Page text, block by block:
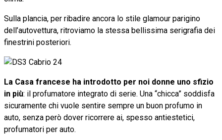
Sulla plancia, per ribadire ancora lo stile glamour parigino
dell’autovettura, ritroviamo la stessa bellissima serigrafia dei
finestrini posteriori.
La Casa francese ha introdotto per noi donne uno sfizio
in più: il profumatore integrato di serie. Una “chicca” soddisfa
sicuramente chi vuole sentire sempre un buon profumo in
auto, senza però dover ricorrere ai, spesso antiestetici,
profumatori per auto.